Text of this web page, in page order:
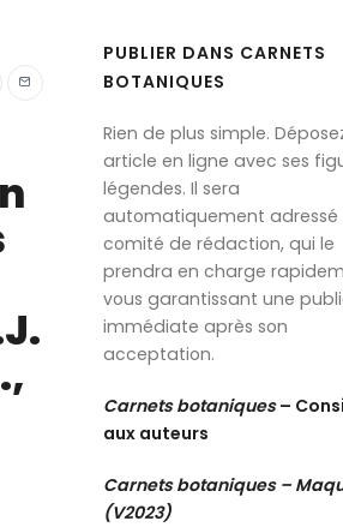
PUBLIER DANS CARNETS
BOTANIQUES
Rien de plus simple.
article en ligne avec ses
légendes. Il sera
automatiquement adressé
comité de rédaction, qui le
prendra en charge
vous garantissant une
immédiate après son
acceptation.
Carnets botaniques–
aux auteurs
Carnets botaniques –
(V2023)